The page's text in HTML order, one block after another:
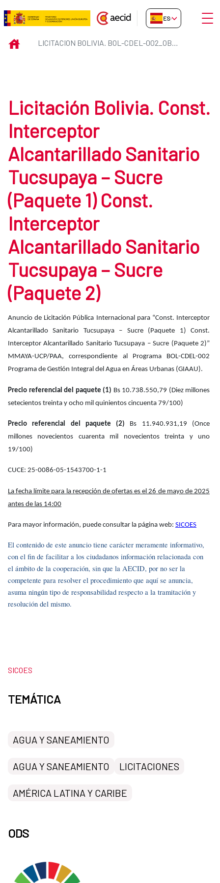
Saltar al contenido principal
Licitacion Bolivia. BOL-CDEL-
ES-ES Abrir
INICIO LICITACION BOLIVIA. BOL-CDEL-002_OBRAS
Licitación Bolivia. Const.
Interceptor
Alcantarillado Sanitario
Tucsupaya – Sucre
(Paquete 1) Const.
Interceptor
Alcantarillado Sanitario
Tucsupaya – Sucre
(Paquete 2)
Anuncio de Licitación Pública Internacional para “Const. Interceptor
Alcantarillado Sanitario Tucsupaya – Sucre (Paquete 1) Const.
Interceptor Alcantarillado Sanitario Tucsupaya – Sucre (Paquete 2)”
MMAYA-UCP/PAA, correspondiente al Programa BOL-CDEL-002
Programa de Gestión Integral del Agua en Áreas Urbanas (GIAAU).
Precio referencial del paquete (1) Bs 10.738.550,79 (Diez millones
setecientos treinta y ocho mil quinientos cincuenta 79/100)
Precio referencial del paquete (2) Bs 11.940.931,19 (Once
millones novecientos cuarenta mil novecientos treinta y uno
19/100)
CUCE: 25-0086-05-1543700-1-1
La fecha límite para la recepción de ofertas es el 26 de mayo de 2025
antes de las 14:00
Para mayor información, puede consultar la página web: SICOES
El contenido de este anuncio tiene carácter meramente informativo,
con el fin de facilitar a los ciudadanos información relacionada con
el ámbito de la cooperación, sin que la AECID, por no ser la
competente para resolver el procedimiento que aquí se anuncia,
asuma ningún tipo de responsabilidad respecto a la tramitación y
resolución del mismo.
SICOES
TEMÁTICA
AGUA Y SANEAMIENTO
AGUA Y SANEAMIENTO LICITACIONES
AMÉRICA LATINA Y CARIBE
ODS